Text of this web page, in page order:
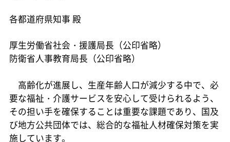
各都道府県知事 殿
厚生労働省社会・援護局長（公印省略）
防衛省人事教育局長（公印省略）
高齢化が進展し、生産年齢人口が減少する中で、必
要な福祉・介護サービスを安心して受けられるよう、
その担い手を確保することは重要な課題であり、国及
び地方公共団体では、総合的な福祉人材確保対策を実
施しています。